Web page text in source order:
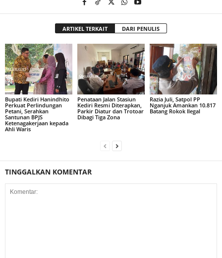
ARTIKEL TERKAIT DARI PENULIS
Bupati Kediri Hanindhito
Perkuat Perlindungan
Petani, Serahkan
Santunan BPJS
Ketenagakerjaan kepada
Ahli Waris
Penataan Jalan Stasiun
Kediri Resmi Diterapkan,
Parkir Diatur dan Trotoar
Dibagi Tiga Zona
Razia Juli, Satpol PP
Nganjuk Amankan 10.817
Batang Rokok Ilegal
TINGGALKAN KOMENTAR